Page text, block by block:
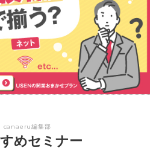
canaeru編集部
めセミナー